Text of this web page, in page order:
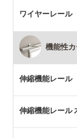
ワイヤーレール
機能性
伸縮機能レール
伸縮機能レール